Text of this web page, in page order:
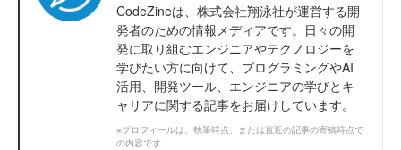
CodeZineは、株式会社翔泳社が運営する開
発者のための情報メディアです。日々の開
発に取り組むエンジニアやテクノロジーを
学びたい方に向けて、プログラミングやAI
活用、開発ツール、エンジニアの学びとキ
ャリアに関する記事をお届けしています。
※プロフィールは、執筆時点、または直近の記事の寄稿時点で
の内容です